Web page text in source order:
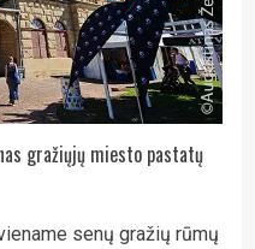
gražiųjų miesto pastatų
senų gražių rūmų